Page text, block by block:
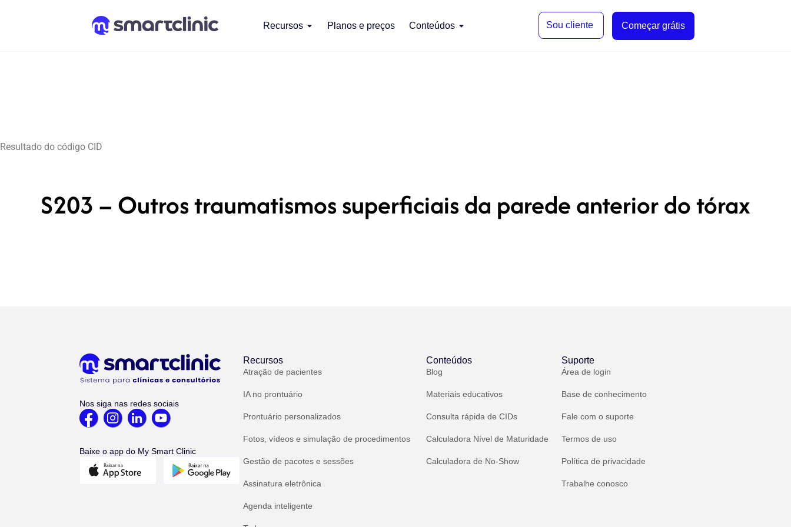
Recursos Planos e preços Conteúdos Sou cliente Começar grátis
Resultado do código CID
S203 – Outros traumatismos superficiais da parede anterior do tórax
Nos siga nas redes sociais
Baixe o app do My Smart Clinic
Recursos
Atração de pacientes
IA no prontuário
Prontuário personalizados
Fotos, vídeos e simulação de procedimentos
Gestão de pacotes e sessões
Assinatura eletrônica
Agenda inteligente
Conteúdos
Blog
Materiais educativos
Consulta rápida de CIDs
Calculadora Nível de Maturidade
Calculadora de No-Show
Suporte
Área de login
Base de conhecimento
Fale com o suporte
Termos de uso
Política de privacidade
Trabalhe conosco